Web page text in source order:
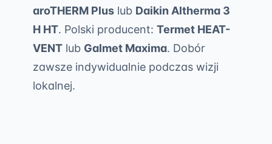
aroTHERM Plus lub Daikin Altherma 3
H HT. Polski producent: Termet HEAT-
VENT lub Galmet Maxima. Dobór
zawsze indywidualnie podczas wizji
lokalnej.